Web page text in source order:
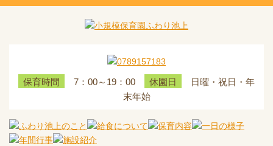
保育時間 7：00～19：00 休園日
日曜・祝日・年
末年始